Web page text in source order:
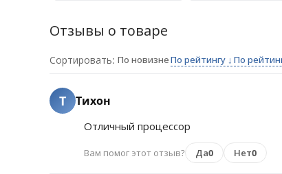
Отзывы о товаре
Сортировать: По новизнеПо рейтингу ↓ По
Т Тихон
Отличный процессор
Вам помог этот отзыв? Да0 Нет0